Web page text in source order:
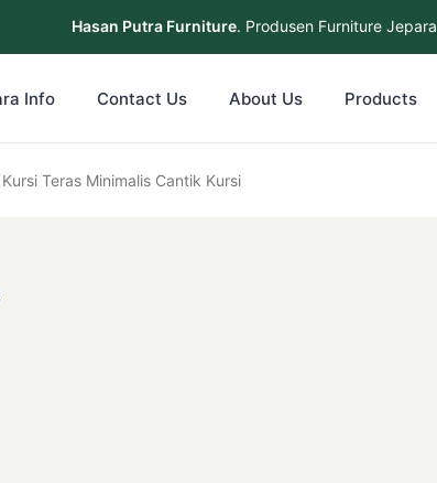
Hasan Putra Furniture. Produsen Furniture Jepara
Info Contact Us About Us Products
Teras Minimalis Cantik Kursi